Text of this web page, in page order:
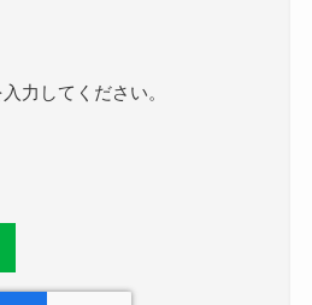
力してください。